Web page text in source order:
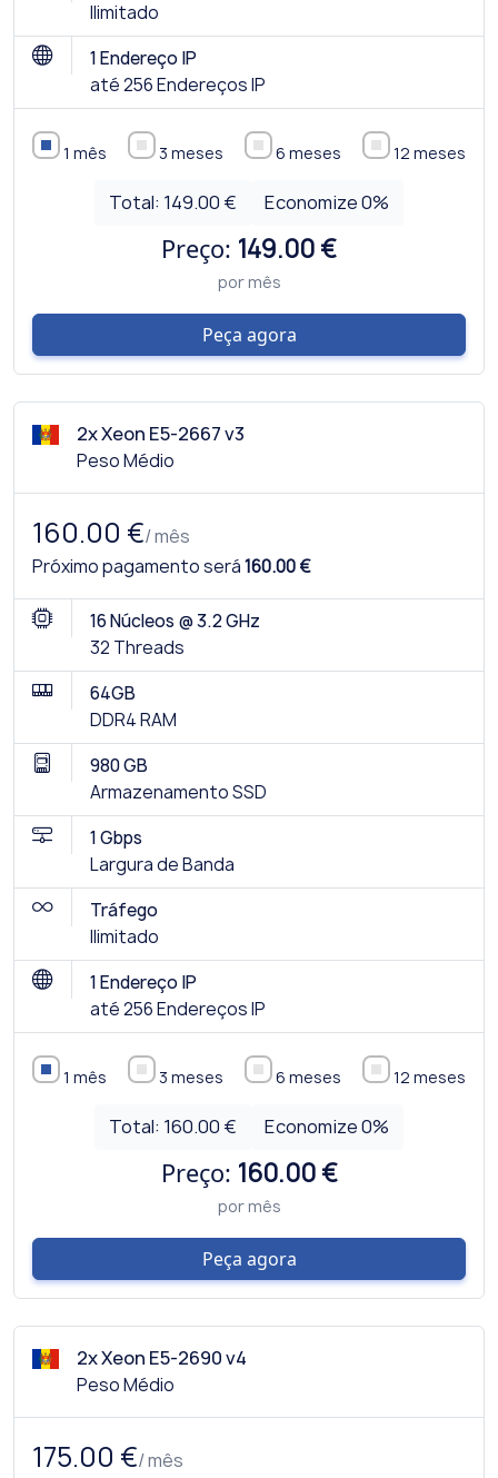
Ilimitado
1 Endereço IP
até 256 Endereços IP
1 mês 3 meses 6 meses 12 meses
Total: 149.00 € Economize0%
Preço: 149.00 €
por mês
Peça agora
2x Xeon E5-2667 v3
Peso Médio
160.00 €/ mês
Próximo pagamento será160.00 €
16 Núcleos @ 3.2 GHz
32 Threads
64GB
DDR4 RAM
980 GB
Armazenamento SSD
1 Gbps
Largura de Banda
Tráfego
Ilimitado
1 Endereço IP
até 256 Endereços IP
1 mês 3 meses 6 meses 12 meses
Total: 160.00 € Economize0%
Preço: 160.00 €
por mês
Peça agora
2x Xeon E5-2690 v4
Peso Médio
175.00 €/ mês